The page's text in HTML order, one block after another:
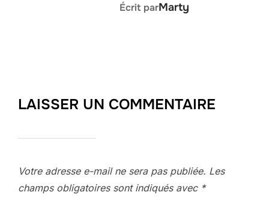
Écrit parMarty
LAISSER UN COMMENTAIRE
Votre adresse e-mail ne sera pas publiée. Les
champs obligatoires sont indiqués avec *